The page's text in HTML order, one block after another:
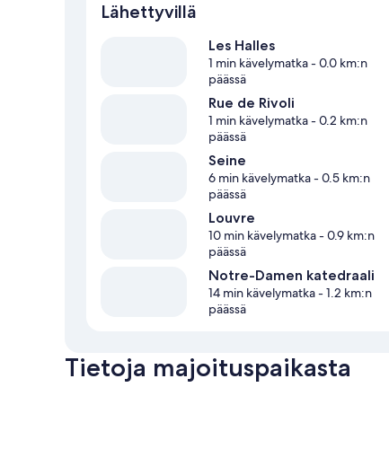
Lähettyvillä
Les Halles
1 min kävelymatka- 0.0 km:n
päässä
Rue de Rivoli
1 min kävelymatka- 0.2 km:n
päässä
Seine
6 min kävelymatka- 0.5 km:n
päässä
Louvre
10 min kävelymatka- 0.9 km:n
päässä
Notre-Damen katedraali
14 min kävelymatka- 1.2 km:n
päässä
Tietoja majoituspaikasta